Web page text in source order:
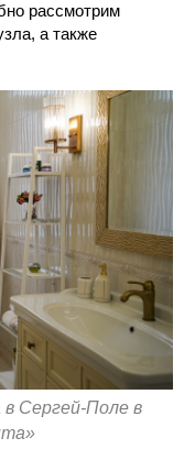
рассмотрим
а также
Сергей-Поле в